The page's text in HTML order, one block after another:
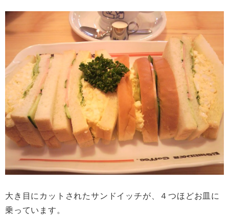
大き目にカットされたサンドイッチが、４つほどお皿に
乗っています。